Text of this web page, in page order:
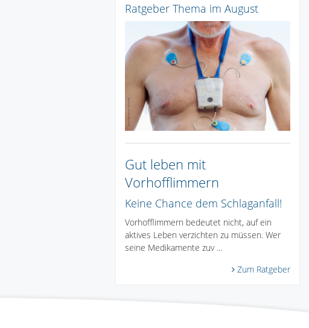
Ratgeber Thema im August
Gut leben mit
Vorhofflimmern
Keine Chance dem Schlaganfall!
Vorhofflimmern bedeutet nicht, auf ein
aktives Leben verzichten zu müssen. Wer
seine Medikamente zuv ...
Zum Ratgeber